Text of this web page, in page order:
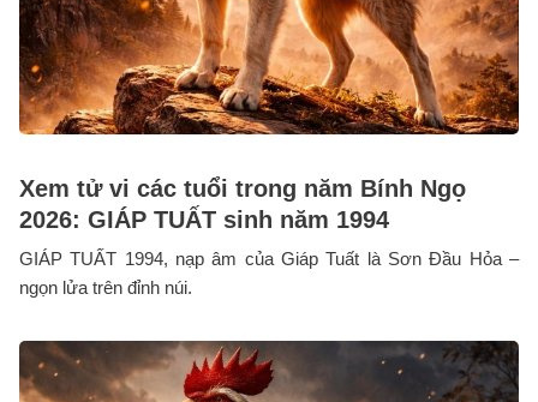
Xem tử vi các tuổi trong năm Bính Ngọ
2026: GIÁP TUẤT sinh năm 1994
GIÁP TUẤT 1994, nạp âm của Giáp Tuất là Sơn Đầu Hỏa –
ngọn lửa trên đỉnh núi.